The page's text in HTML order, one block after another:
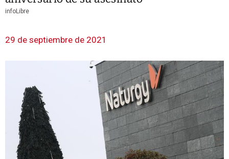
infoLibre
29 de septiembre de 2021